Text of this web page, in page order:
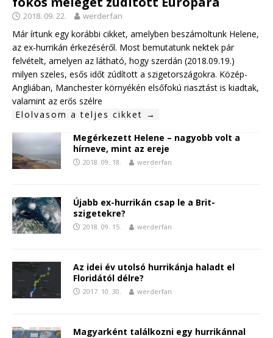
2018. 09. 22. werderfan
Már írtunk egy korábbi cikket, amelyben beszámoltunk Helene,
az ex-hurrikán érkezéséről. Most bemutatunk nektek pár
felvételt, amelyen az látható, hogy szerdán (2018.09.19.)
milyen szeles, esős időt zúdított a szigetországokra. Közép-
Angliában, Manchester környékén elsőfokú riasztást is kiadtak,
valamint az erős szélre
Elolvasom a teljes cikket →
Megérkezett Helene – nagyobb volt a
hírneve, mint az ereje
2018. 09. 18. werderfan
Újabb ex-hurrikán csap le a Brit-
szigetekre?
2018. 09. 15. werderfan
Az idei év utolsó hurrikánja haladt el
Floridától délre?
2017. 10. 30. werderfan
Magyarként találkozni egy hurrikánnal